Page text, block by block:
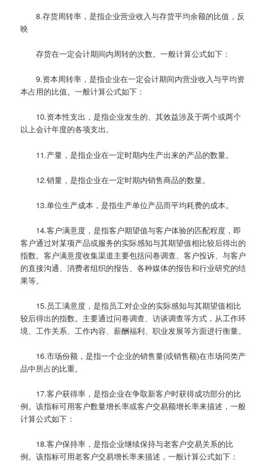
8.存货周转率，是指企业营业收入与存货平均余额的比值，反
映
存货在一定会计期间内周转的次数。一般计算公式如下：
9.资本周转率，是指企业在一定会计期间内营业收入与平均资
本占用的比值。一般计算公式如下：
10.资本性支出，是指企业发生的、其效益涉及于两个或两个
以上会计年度的各项支出。
11.产量，是指企业在一定时期内生产出来的产品的数量。
12.销量，是指企业在一定时期内销售商品的数量。
13.单位生产成本，是指生产单位产品而平均耗费的成本。
14.客户满意度，是指客户期望值与客户体验的匹配程度，即
客户通过对某项产品或服务的实际感知与其期望值相比较后得出的
指数。客户满意度收集渠道主要包括问卷调查、客户投诉、与客户
的直接沟通、消费者组织的报告、各种媒体的报告和行业研究的结
果等。
15.员工满意度，是指员工对企业的实际感知与其期望值相比
较后得出的指数。主要通过问卷调查、访谈调查等方式，从工作环
境、工作关系、工作内容、薪酬福利、职业发展等方面进行衡量。
16.市场份额，是指一个企业的销售量(或销售额)在市场同类产
品中所占的比重。
17.客户获得率，是指企业在争取新客户时获得成功部分的比
例。该指标可用客户数量增长率或客户交易额增长率来描述，一般
计算公式如下：
18.客户保持率，是指企业继续保持与老客户交易关系的比
例。该指标可用老客户交易增长率来描述，一般计算公式如下：